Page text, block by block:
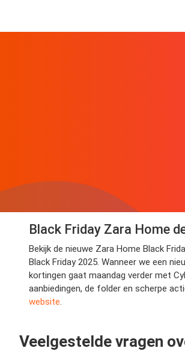
Black Friday Zara Home
Bekijk de nieuwe Zara Home Black
Black Friday 2025. Wanneer we een
kortingen gaat maandag verder met
aanbiedingen, de folder en scherpe
website.
Veelgestelde vragen